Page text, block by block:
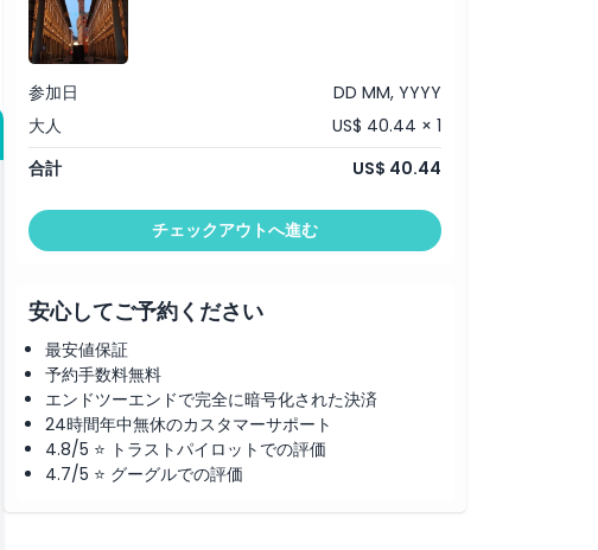
参加日
DD MM, YYYY
大人
US$ 40.44 × 1
合計
US$ 40.44
チェックアウトへ進む
安心してご予約ください
最安値保証
予約手数料無料
エンドツーエンドで完全に暗号化された決済
24時間年中無休のカスタマーサポート
4.8/5 ⭐ トラストパイロットでの評価
4.7/5 ⭐ グーグルでの評価